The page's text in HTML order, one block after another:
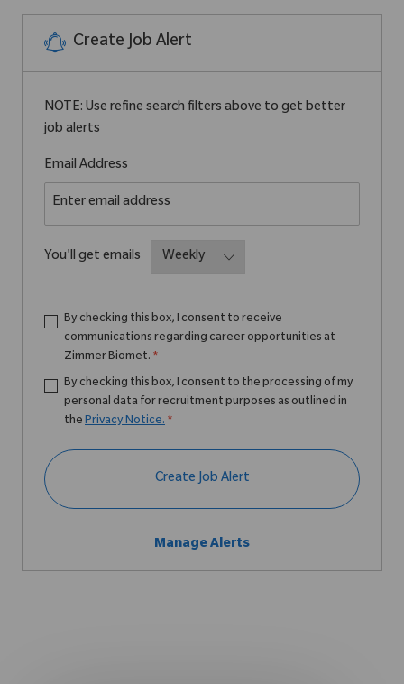
Create Job Alert
NOTE: Use refine search filters above to get better
job alerts
Email Address
You'll get emails Required
By checking this box, I consent to receive
communications regarding career opportunities at
Zimmer Biomet. *
By checking this box, I consent to the processing of my
personal data for recruitment purposes as outlined in
the Privacy Notice. *
Create Job Alert
Manage Alerts